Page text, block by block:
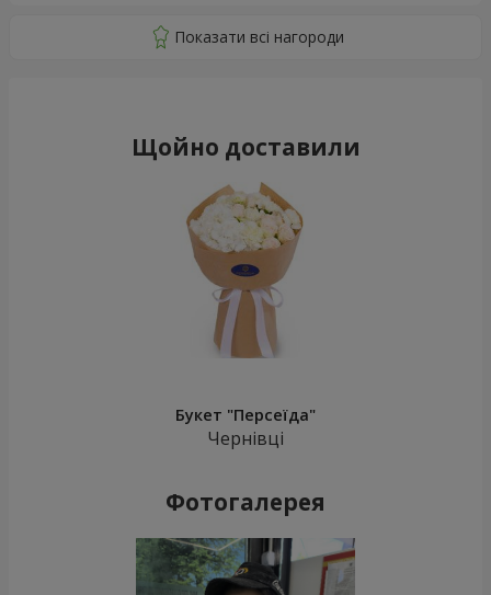
Щойно доставили
Букет "Персеїда"
Чернівці
Фотогалерея